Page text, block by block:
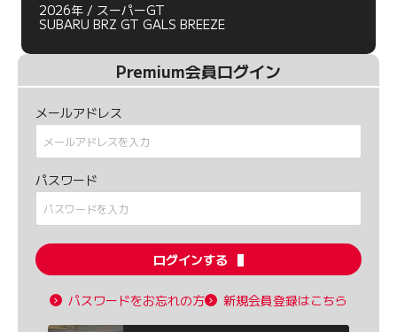
2026年 / スーパーGT
SUBARU BRZ GT GALS BREEZE
Premium会員ログイン
メールアドレス
パスワード
ログインする
パスワードをお忘れの方 新規会員登録はこちら